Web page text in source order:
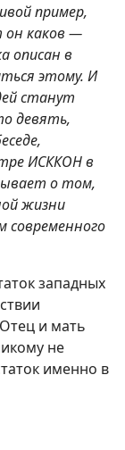
пример,
он каков —
описан в
этому. И
станут
девять,
ИСККОН в
о том,
жизни
западных
и мать
не
именно в